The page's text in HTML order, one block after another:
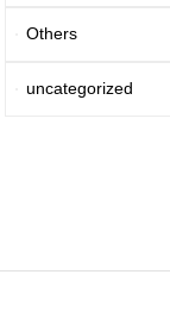
Others
uncategorized